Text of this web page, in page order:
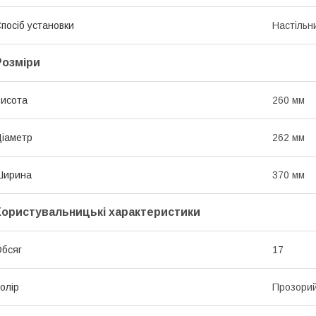
установки
260 мм
262 мм
370 мм
характеристики
17